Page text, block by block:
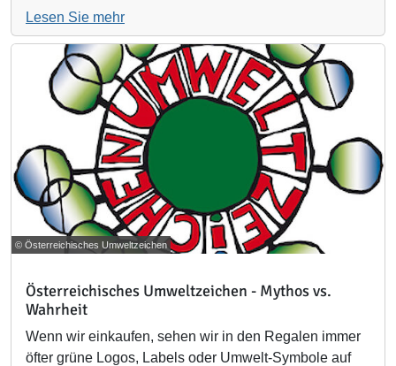
Lesen Sie mehr
© Österreichisches Umweltzeichen
Österreichisches Umweltzeichen - Mythos vs.
Wahrheit
Wenn wir einkaufen, sehen wir in den Regalen immer
öfter grüne Logos, Labels oder Umwelt-Symbole auf